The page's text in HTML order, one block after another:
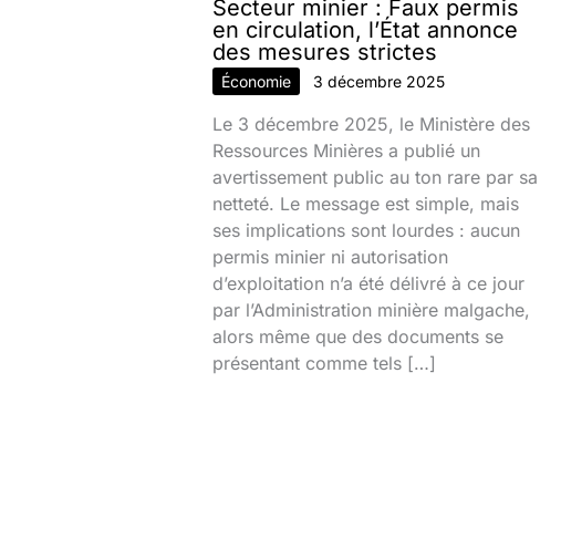
Secteur minier : Faux permis
en circulation, l’État annonce
des mesures strictes
Économie 3 décembre 2025
Le 3 décembre 2025, le Ministère des
Ressources Minières a publié un
avertissement public au ton rare par sa
netteté. Le message est simple, mais
ses implications sont lourdes : aucun
permis minier ni autorisation
d’exploitation n’a été délivré à ce jour
par l’Administration minière malgache,
alors même que des documents se
présentant comme tels […]